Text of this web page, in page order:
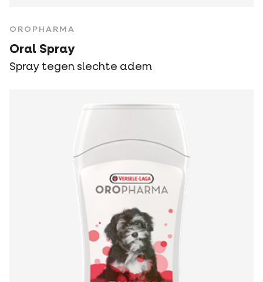
OROPHARMA
Oral Spray
Spray tegen slechte adem